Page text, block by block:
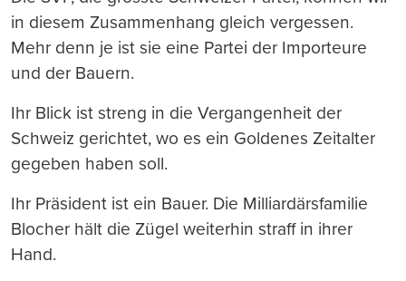
in diesem Zusammenhang gleich vergessen.
Mehr denn je ist sie eine Partei der Importeure
und der Bauern.
Ihr Blick ist streng in die Vergangenheit der
Schweiz gerichtet, wo es ein Goldenes Zeitalter
gegeben haben soll.
Ihr Präsident ist ein Bauer. Die Milliardärsfamilie
Blocher hält die Zügel weiterhin straff in ihrer
Hand.